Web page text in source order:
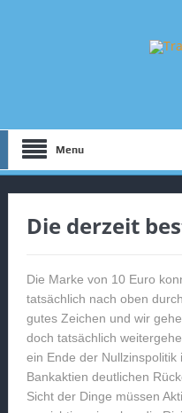
Menu
Die derzeit
Die Marke von 10 Euro
tatsächlich nach oben
gutes Zeichen und wir
doch tatsächlich
ein Ende der
Bankaktien deutlichen
Sicht der Dinge müssen